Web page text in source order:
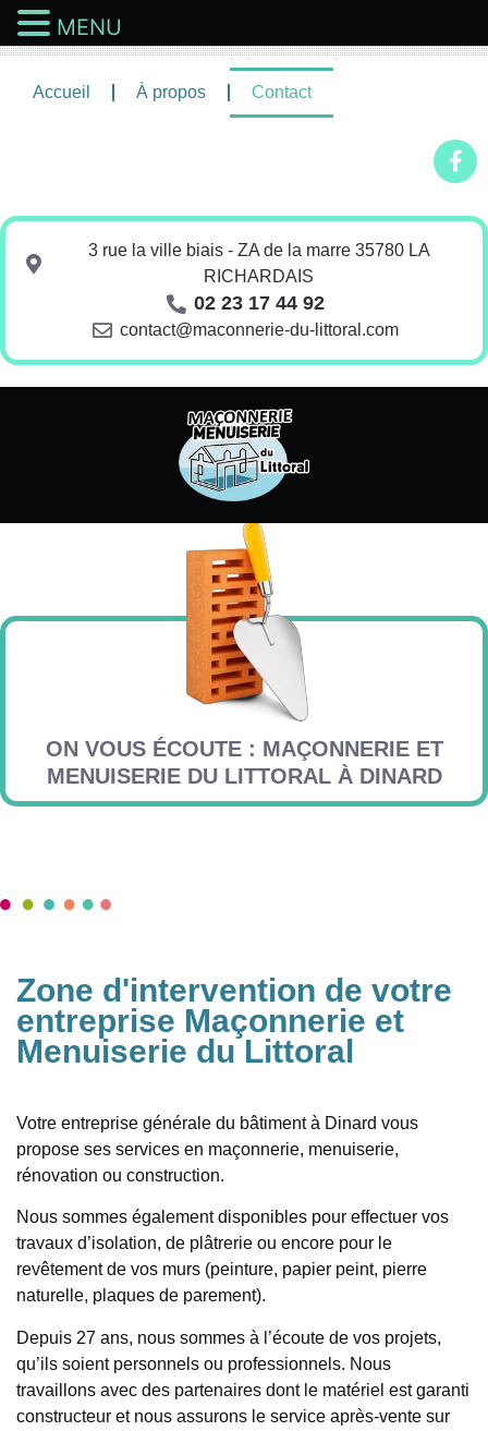
Accueil À propos Contact
3 rue la ville biais - ZA de la marre 35780 LA
RICHARDAIS
02 23 17 44 92
contact@maconnerie-du-littoral.com
ON VOUS ÉCOUTE : MAÇONNERIE ET
MENUISERIE DU LITTORAL À DINARD
Zone d'intervention de votre
entreprise Maçonnerie et
Menuiserie du Littoral
Votre entreprise générale du bâtiment à Dinard vous
propose ses services en maçonnerie, menuiserie,
rénovation ou construction.
Nous sommes également disponibles pour effectuer vos
travaux d’isolation, de plâtrerie ou encore pour le
revêtement de vos murs (peinture, papier peint, pierre
naturelle, plaques de parement).
Depuis 27 ans, nous sommes à l’écoute de vos projets,
qu’ils soient personnels ou professionnels. Nous
travaillons avec des partenaires dont le matériel est garanti
constructeur et nous assurons le service après-vente sur
MENU